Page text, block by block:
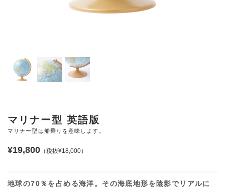
マリナー型 英語版
マリナー型は船乗りを意味します。
¥19,800 （税抜¥18,000）
地球の70％を占める海洋。その海底地形を陰影でリアルに